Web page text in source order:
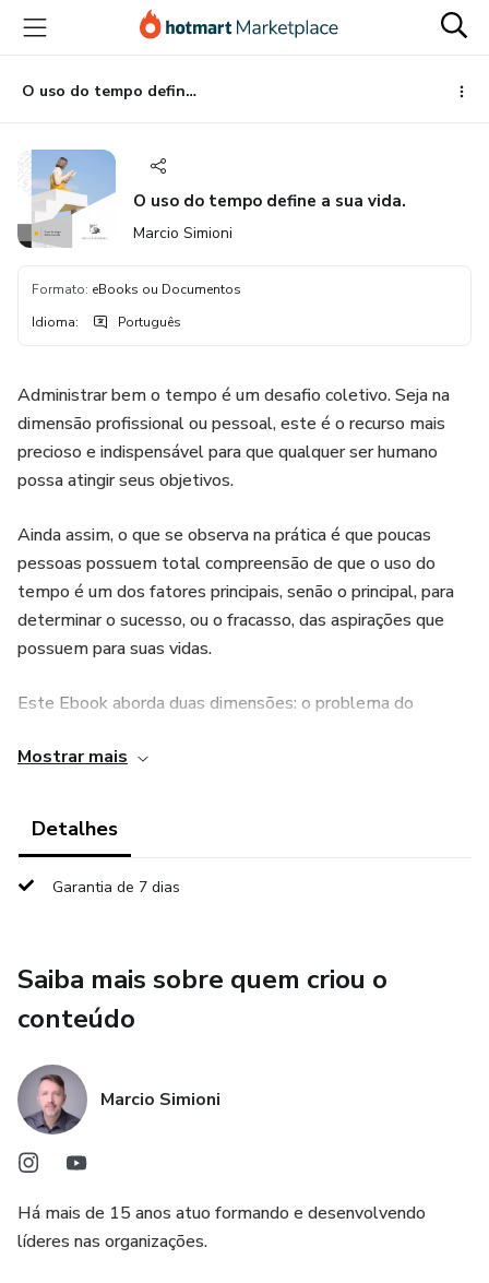
para
conteúdo
principal
para
pagamento
para
rodapé
O uso do tempo define a sua vida.
O uso do tempo define a sua vida.
Marcio Simioni
Formato: eBooks ou Documentos
Idioma: Português
Administrar bem o tempo é um desafio coletivo. Seja na
dimensão profissional ou pessoal, este é o recurso mais
precioso e indispensável para que qualquer ser humano
possa atingir seus objetivos.
Ainda assim, o que se observa na prática é que poucas
pessoas possuem total compreensão de que o uso do
tempo é um dos fatores principais, senão o principal, para
determinar o sucesso, ou o fracasso, das aspirações que
possuem para suas vidas.
Este Ebook aborda duas dimensões: o problema do
que o causam; e as soluções para evitar a perda e usar este
aumentando assim a probabilidade de alcançá-los.
Mostrar mais
Detalhes
Garantia de 7 dias
Saiba mais sobre quem criou o
conteúdo
Marcio Simioni
Há mais de 15 anos atuo formando e desenvolvendo
líderes nas organizações.